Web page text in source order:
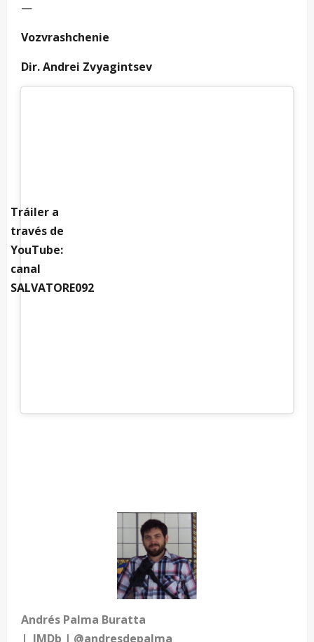
—
Vozvrashchenie
Dir. Andrei Zvyagintsev
Tráiler a
través de
YouTube:
canal
SALVATORE092
Andrés Palma Buratta
| IMDb | @andresdepalma